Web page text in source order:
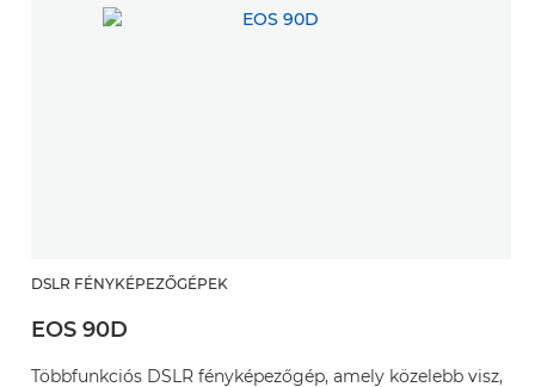
DSLR FÉNYKÉPEZŐGÉPEK
EOS 90D
Többfunkciós DSLR fényképezőgép, amely közelebb visz,